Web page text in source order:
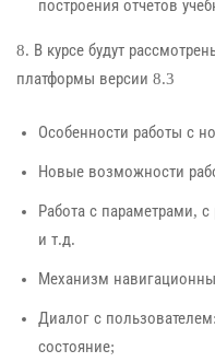
построения отчетов
8. В курсе будут
платформы версии 8.3
Особенности работы с
Новые возможности
Работа с параметрами,
и т.д.
Механизм
Диалог с
состояние;